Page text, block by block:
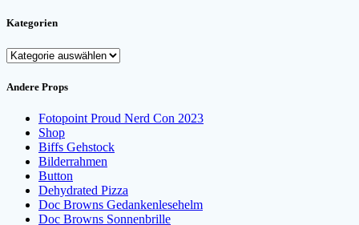
Kategorien
Kategorien
Andere Props
Fotopoint Proud Nerd Con 2023
Shop
Biffs Gehstock
Bilderrahmen
Button
Dehydrated Pizza
Doc Browns Gedankenlesehelm
Doc Browns Sonnenbrille